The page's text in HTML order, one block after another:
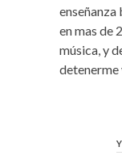
enseñanza
en mas de
música, y
detenerme